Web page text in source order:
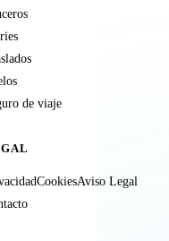
de viaje
CookiesAviso Legal